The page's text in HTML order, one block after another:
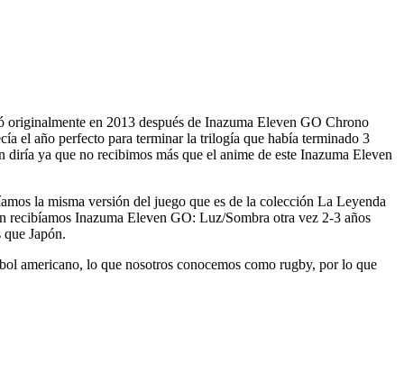
originalmente en 2013 después de Inazuma Eleven GO Chrono
el año perfecto para terminar la trilogía que había terminado 3
diría ya que no recibimos más que el anime de este Inazuma Eleven
la misma versión del juego que es de la colección La Leyenda
recibíamos Inazuma Eleven GO: Luz/Sombra otra vez 2-3 años
Japón.
americano, lo que nosotros conocemos como rugby, por lo que